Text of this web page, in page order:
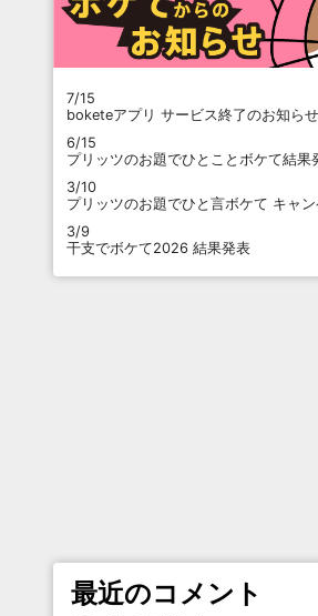
7/15
boketeアプリ サービス終了のお知らせ
6/15
プリッツのお題でひとことボケて結果
3/10
プリッツのお題でひと言ボケて キャ
3/9
干支でボケて2026 結果発表
最近のコメント